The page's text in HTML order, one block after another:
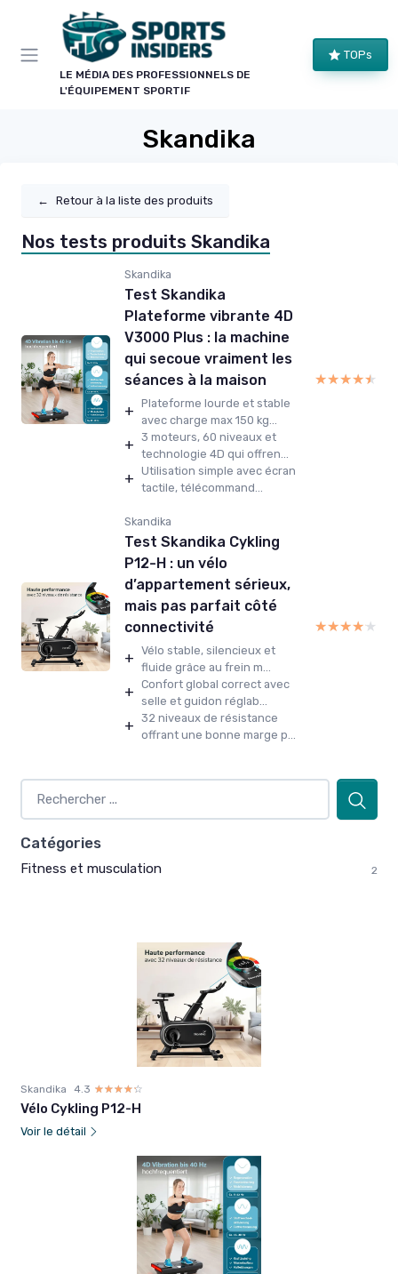
LE MÉDIA DES PROFESSIONNELS DE
L'ÉQUIPEMENT SPORTIF
TOPs
Skandika
← Retour à la liste des produits
Nos tests produits Skandika
Skandika
Test Skandika
Plateforme vibrante 4D
V3000 Plus : la machine
qui secoue vraiment les
séances à la maison
+ Plateforme lourde et stable
avec charge max 150 kg...
+ 3 moteurs, 60 niveaux et
technologie 4D qui offren...
+ Utilisation simple avec écran
tactile, télécommand...
★★★★★
★★★★★
Skandika
Test Skandika Cykling
P12-H : un vélo
d’appartement sérieux,
mais pas parfait côté
connectivité
+ Vélo stable, silencieux et
fluide grâce au frein m...
+ Confort global correct avec
selle et guidon réglab...
+ 32 niveaux de résistance
offrant une bonne marge p...
★★★★★
★★★★★
Catégories
Fitness et musculation 2
Skandika 4.3 ☆☆☆☆☆
★★★★★
Vélo Cykling P12-H
Voir le détail
Panneau de gestion des cookies